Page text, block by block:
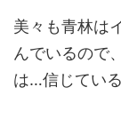
美々も青林は
んでいるので
は…信じてい